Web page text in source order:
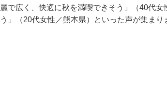
で広く、快適に秋を満喫できそう」（40代女
」（20代女性／熊本県）といった声が集まり